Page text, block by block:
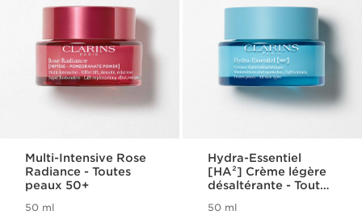
Multi-Intensive Rose
Radiance - Toutes
peaux 50+
50 ml
Hydra-Essentiel
[HA²] Crème légère
désaltérante - Toutes
50 ml